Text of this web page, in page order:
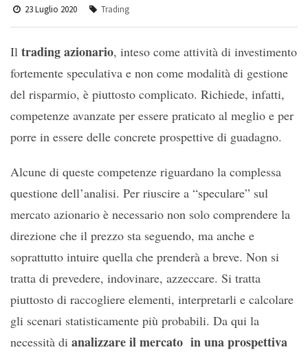
23 Luglio 2020 Trading
Il trading azionario, inteso come attività di investimento
fortemente speculativa e non come modalità di gestione
del risparmio, è piuttosto complicato. Richiede, infatti,
competenze avanzate per essere praticato al meglio e per
porre in essere delle concrete prospettive di guadagno.
Alcune di queste competenze riguardano la complessa
questione dell’analisi. Per riuscire a “speculare” sul
mercato azionario è necessario non solo comprendere la
direzione che il prezzo sta seguendo, ma anche e
soprattutto intuire quella che prenderà a breve. Non si
tratta di prevedere, indovinare, azzeccare. Si tratta
piuttosto di raccogliere elementi, interpretarli e calcolare
gli scenari statisticamente più probabili. Da qui la
necessità di analizzare il mercato in una prospettiva